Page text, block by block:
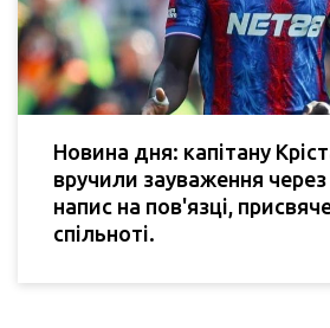
Новина дня: капітану
вручили зауваження через
напис на пов'язці,
спільноті.